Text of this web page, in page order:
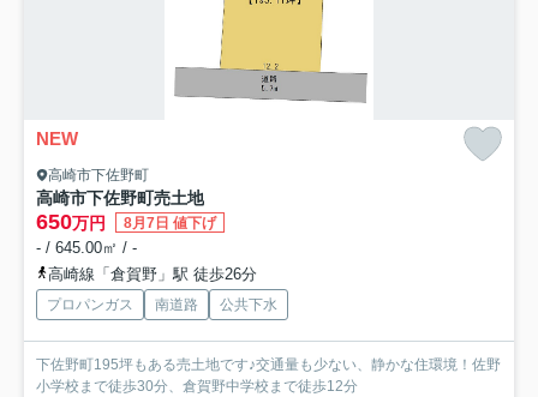
NEW
高崎市下佐野町
高崎市下佐野町売土地
650万円 8月7日 値下げ
- / 645.00㎡ / -
高崎線「倉賀野」駅 徒歩26分
プロパンガス 南道路 公共下水
下佐野町195坪もある売土地です♪交通量も少ない、静かな住環境！佐野
小学校まで徒歩30分、倉賀野中学校まで徒歩12分